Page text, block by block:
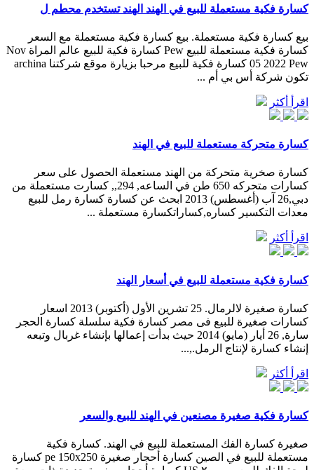
كسارة فكية مستعملة للبيع في الهند الهند تستخدم محطم ل
بيع كسارة فكية مستعملة. بيع كسارة فكية مستعملة مع السعر
كسارة فكية مستعملة للبيع Pew كسارة فكية للبيع عالم المراة Nov
05 2022 Pew كسارة فكية للبيع مرحبا بزيارة موقع شركتنا archina
تكون شركة أس بي أم ...
اقرأ أكثر
كسارة متحركة مستعملة للبيع في الهند
كسارة صخرية متحركة من الهند مستعملة الحصول على سعر
كسارات متحركه 650 طن في الساعه, 294,, كسارت مستعملة من
دبي,26 آب (أغسطس) 2013 ابحث عن كسارة كسارة رمل للبيع
معدات التكسير كساره,كساراتكسارة مستعملة ...
اقرأ أكثر
كسارة فكية مستعملة للبيع في أسعار الهند
كسارة صغيرة لالرمال. 25 تشرين الأول (أكتوبر) 2013 اسعار
كسارات صغيرة للبيع فى مصر كسارة فكية سلسلة كسارة الحجر
سارة, 26 أيار (مايو) 2014 حيث بدأت إعمالها بإنشاء غربال وتبعه
إنشاء كسارة لإنتاج الرمل.,...
اقرأ أكثر
كسارة فكية صغيرة مصنعين في الهند للبيع والسعر
صغيرة كسارة الفك المستعملة للبيع في الهند. كسارة فكية
مستعملة للبيع في الصين كسارة أحجار صغيرة pe 150x250 كسارة